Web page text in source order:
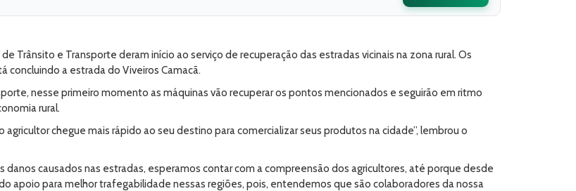
Trânsito e Transporte deram início ao serviço de recuperação das estradas vicinais na zona rural. Os
concluindo a estrada do Viveiros Camacã.
nesse primeiro momento as máquinas vão recuperar os pontos mencionados e seguirão em ritmo
rural.
chegue mais rápido ao seu destino para comercializar seus produtos na cidade”, lembrou o
causados nas estradas, esperamos contar com a compreensão dos agricultores, até porque desde
apoio para melhor trafegabilidade nessas regiões, pois, entendemos que são colaboradores da nossa